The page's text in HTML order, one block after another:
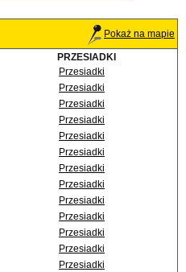
Pokaż na mapie
PRZESIADKI
Przesiadki
Przesiadki
Przesiadki
Przesiadki
Przesiadki
Przesiadki
Przesiadki
Przesiadki
Przesiadki
Przesiadki
Przesiadki
Przesiadki
Przesiadki